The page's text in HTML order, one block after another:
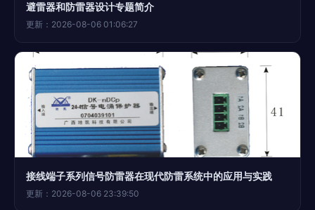
避雷器和防雷器设计专题简介
更新：2026-08-06 01:06:27
接线端子系列信号防雷器在现代防雷系统中的应用与实践
更新：2026-08-06 23:39:50